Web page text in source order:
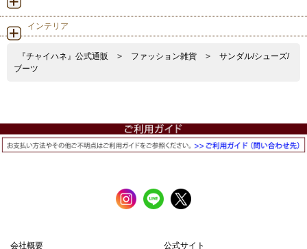
インテリア
『チャイハネ』公式通販 > ファッション雑貨 >
サンダル/シューズ/
ブーツ
会社概要 公式サイト